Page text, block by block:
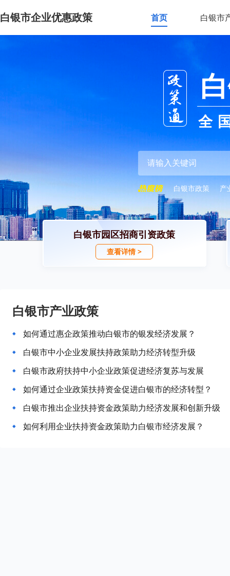
白银市企业优惠政策 首页 白银市
全
白银市政策 产
白银市园区招商引资政策
查看详情 >
白银市产业政策
如何通过惠企政策推动白银市的银发经济发展？
白银市中小企业发展扶持政策助力经济转型升级
白银市政府扶持中小企业政策促进经济复苏与发展
如何通过企业政策扶持资金促进白银市的经济转型？
白银市推出企业扶持资金政策助力经济发展和创新升级
如何利用企业扶持资金政策助力白银市经济发展？